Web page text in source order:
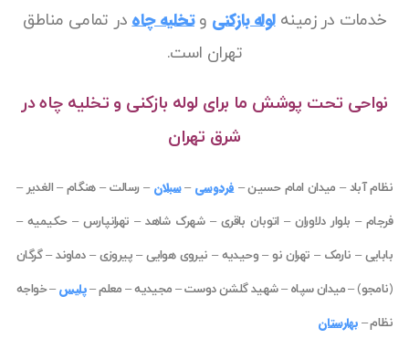
خدمات در زمینهلوله بازکنی وتخلیه چاهدر تمامی مناطق
تهران است.
نواحی تحت پوشش ما برای لوله بازکنی و تخلیه چاه در
شرق تهران
نظام آباد– میدان امام حسین–فردوسی –سبلان – رسالت–هنگام– الغدیر –
فرجام – بلوار دلاوران– اتوبان باقری –شهرک شاهد– تهرانپارس–حکیمیه–
بابایی– نارمک – تهران نو– وحیدیه– نیروی هوایی– پیروزی–دماوند–گرگان
(نامجو) –میدان سپاه–شهید گلشن دوست– مجیدیه– معلم–پلیس–خواجه
نظام–بهارستان